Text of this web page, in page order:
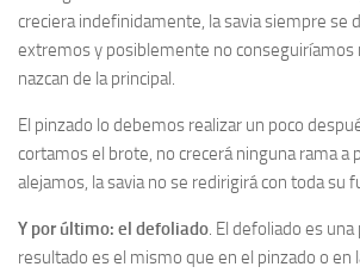
creciera indefinidamente, la savia siempre se
extremos y posiblemente no conseguiríamos
nazcan de la principal.
El pinzado lo debemos realizar un poco
cortamos el brote, no crecerá ninguna rama a
alejamos, la savia no se redirigirá con toda su
Y por último: el defoliado. El defoliado es una
resultado es el mismo que en el pinzado o en